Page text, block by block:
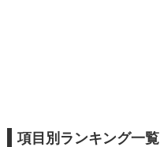
項目別ランキング一覧